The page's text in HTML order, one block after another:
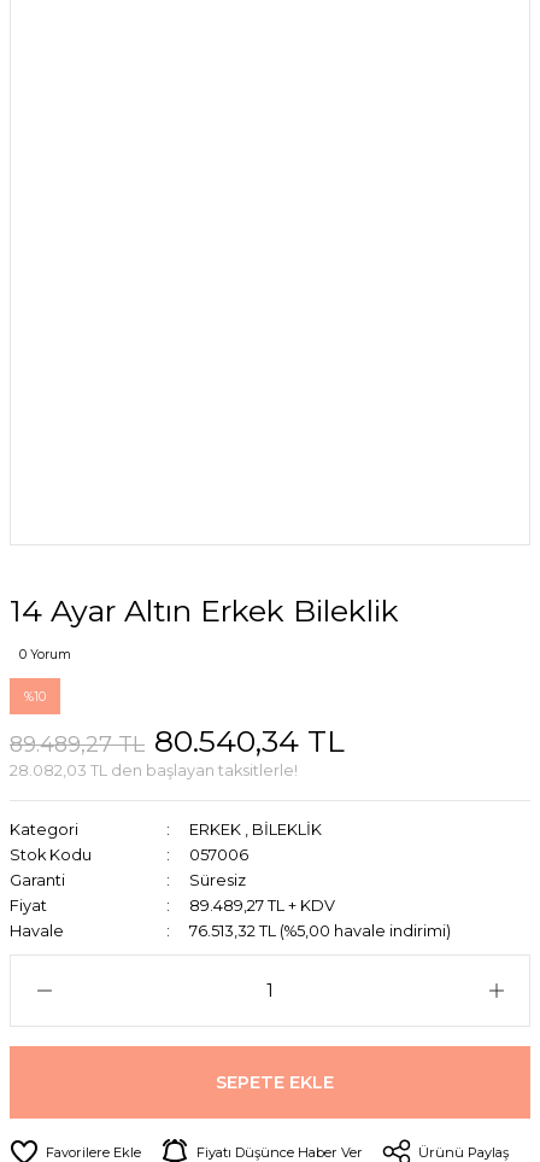
14 Ayar Altın Erkek Bileklik
0 Yorum
%10
89.489,27 TL 80.540,34 TL
28.082,03 TL den başlayan taksitlerle!
Kategori ERKEK , BİLEKLİK
Stok Kodu
057006
Garanti
Süresiz
Fiyat
89.489,27 TL + KDV
Havale
76.513,32 TL (%5,00 havale indirimi)
SEPETE EKLE
Fiyatı Düşünce Haber Ver Ürünü Paylaş